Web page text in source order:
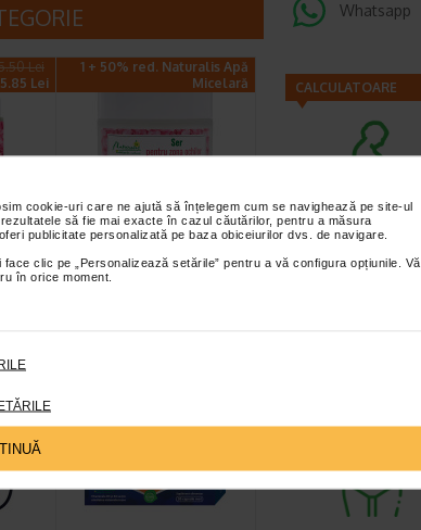
cookie-uri care ne ajută să înțelegem cum se navighează pe site-ul
să fie mai exacte în cazul căutărilor, pentru a măsura
publicitate personalizată pe baza obiceiurilor dvs. de navigare.
clic pe „Personalizează setările” pentru a vă configura opțiunile. Vă
în orice moment.
Lei
Lei
1 + 50% red. Naturalis Apă
Micelară
Ser contur de ochi,
Whatsapp
CALCULATOARE
Calculator
sarcina